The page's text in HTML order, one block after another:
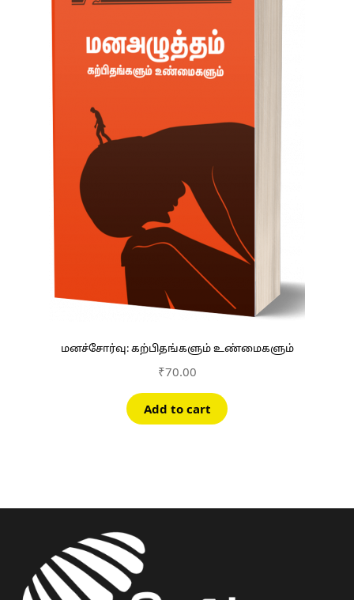
மனச்சோர்வு: கற்பிதங்களும் உண்மைகளும்
₹70.00
Add to cart